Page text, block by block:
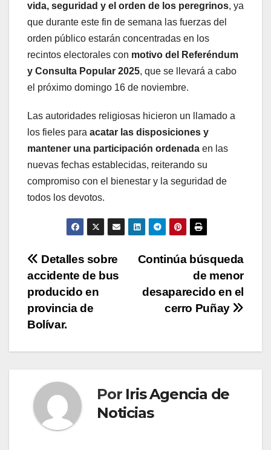
vida, seguridad y el orden de los peregrinos, ya
que durante este fin de semana las fuerzas del
orden público estarán concentradas en los
recintos electorales con motivo del Referéndum
y Consulta Popular 2025, que se llevará a cabo
el próximo domingo 16 de noviembre.
Las autoridades religiosas hicieron un llamado a
los fieles para acatar las disposiciones y
mantener una participación ordenada en las
nuevas fechas establecidas, reiterando su
compromiso con el bienestar y la seguridad de
todos los devotos.
Navegación
de
entradas
Continúa búsqueda
de menor
desaparecido en el
cerro Puñay
Detalles sobre
accidente de bus
producido en
provincia de
Bolívar.
Por Iris Agencia de
Noticias